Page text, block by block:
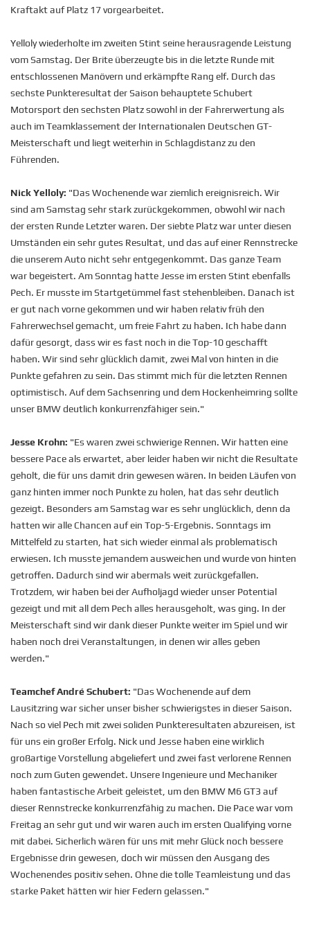
Kraftakt auf Platz 17 vorgearbeitet.
Yelloly wiederholte im zweiten Stint seine herausragende Leistung
vom Samstag. Der Brite überzeugte bis in die letzte Runde mit
entschlossenen Manövern und erkämpfte Rang elf. Durch das
sechste Punkteresultat der Saison behauptete Schubert
Motorsport den sechsten Platz sowohl in der Fahrerwertung als
auch im Teamklassement der Internationalen Deutschen GT-
Meisterschaft und liegt weiterhin in Schlagdistanz zu den
Führenden.
Nick Yelloly: "Das Wochenende war ziemlich ereignisreich. Wir
sind am Samstag sehr stark zurückgekommen, obwohl wir nach
der ersten Runde Letzter waren. Der siebte Platz war unter diesen
Umständen ein sehr gutes Resultat, und das auf einer Rennstrecke
die unserem Auto nicht sehr entgegenkommt. Das ganze Team
war begeistert. Am Sonntag hatte Jesse im ersten Stint ebenfalls
Pech. Er musste im Startgetümmel fast stehenbleiben. Danach ist
er gut nach vorne gekommen und wir haben relativ früh den
Fahrerwechsel gemacht, um freie Fahrt zu haben. Ich habe dann
dafür gesorgt, dass wir es fast noch in die Top-10 geschafft
haben. Wir sind sehr glücklich damit, zwei Mal von hinten in die
Punkte gefahren zu sein. Das stimmt mich für die letzten Rennen
optimistisch. Auf dem Sachsenring und dem Hockenheimring sollte
unser BMW deutlich konkurrenzfähiger sein."
Jesse Krohn: "Es waren zwei schwierige Rennen. Wir hatten eine
bessere Pace als erwartet, aber leider haben wir nicht die Resultate
geholt, die für uns damit drin gewesen wären. In beiden Läufen von
ganz hinten immer noch Punkte zu holen, hat das sehr deutlich
gezeigt. Besonders am Samstag war es sehr unglücklich, denn da
hatten wir alle Chancen auf ein Top-5-Ergebnis. Sonntags im
Mittelfeld zu starten, hat sich wieder einmal als problematisch
erwiesen. Ich musste jemandem ausweichen und wurde von hinten
getroffen. Dadurch sind wir abermals weit zurückgefallen.
Trotzdem, wir haben bei der Aufholjagd wieder unser Potential
gezeigt und mit all dem Pech alles herausgeholt, was ging. In der
Meisterschaft sind wir dank dieser Punkte weiter im Spiel und wir
haben noch drei Veranstaltungen, in denen wir alles geben
werden."
Teamchef André Schubert: "Das Wochenende auf dem
Lausitzring war sicher unser bisher schwierigstes in dieser Saison.
Nach so viel Pech mit zwei soliden Punkteresultaten abzureisen, ist
für uns ein großer Erfolg. Nick und Jesse haben eine wirklich
großartige Vorstellung abgeliefert und zwei fast verlorene Rennen
noch zum Guten gewendet. Unsere Ingenieure und Mechaniker
haben fantastische Arbeit geleistet, um den BMW M6 GT3 auf
dieser Rennstrecke konkurrenzfähig zu machen. Die Pace war vom
Freitag an sehr gut und wir waren auch im ersten Qualifying vorne
mit dabei. Sicherlich wären für uns mit mehr Glück noch bessere
Ergebnisse drin gewesen, doch wir müssen den Ausgang des
Wochenendes positiv sehen. Ohne die tolle Teamleistung und das
starke Paket hätten wir hier Federn gelassen."